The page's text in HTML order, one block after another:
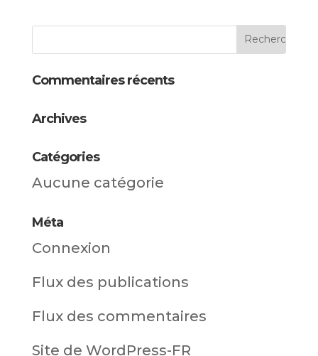
Commentaires récents
Archives
Catégories
Aucune catégorie
Méta
Connexion
Flux des publications
Flux des commentaires
Site de WordPress-FR